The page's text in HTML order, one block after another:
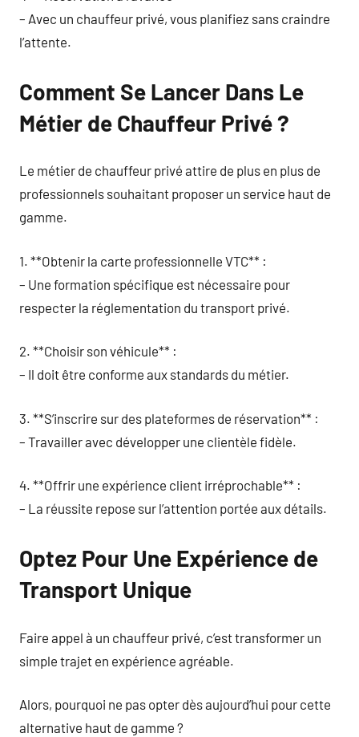
– Avec un chauffeur privé, vous planifiez sans craindre
l’attente.
Comment Se Lancer Dans Le
Métier de Chauffeur Privé ?
Le métier de chauffeur privé attire de plus en plus de
professionnels souhaitant proposer un service haut de
gamme.
1. **Obtenir la carte professionnelle VTC** :
– Une formation spécifique est nécessaire pour
respecter la réglementation du transport privé.
2. **Choisir son véhicule** :
– Il doit être conforme aux standards du métier.
3. **S’inscrire sur des plateformes de réservation** :
– Travailler avec développer une clientèle fidèle.
4. **Offrir une expérience client irréprochable** :
– La réussite repose sur l’attention portée aux détails.
Optez Pour Une Expérience de
Transport Unique
Faire appel à un chauffeur privé, c’est transformer un
simple trajet en expérience agréable.
Alors, pourquoi ne pas opter dès aujourd’hui pour cette
alternative haut de gamme ?